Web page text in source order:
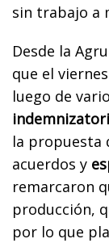
sin trabajo a
Desde la
que el
luego de
la propuesta
acuerdos y
remarcaron
producción,
por lo que